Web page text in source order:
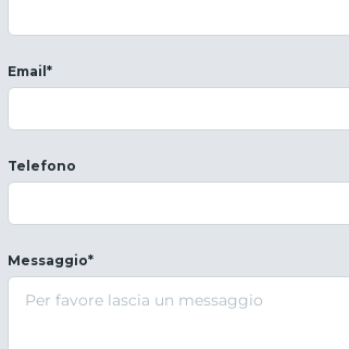
Email*
Telefono
Messaggio*